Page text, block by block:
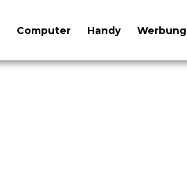
Computer Handy Werbung